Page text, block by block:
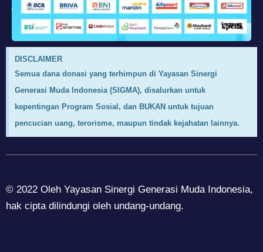
DISCLAIMER
Semua dana donasi yang terhimpun di Yayasan Sinergi
Generasi Muda Indonesia (SIGMA), disalurkan untuk
kepentingan Program Sosial, dan BUKAN untuk tujuan
pencucian uang, terorisme, maupun tindak kejahatan lainnya.
© 2022 Oleh Yayasan Sinergi Generasi Muda Indonesia,
hak cipta dilindungi oleh undang-undang.